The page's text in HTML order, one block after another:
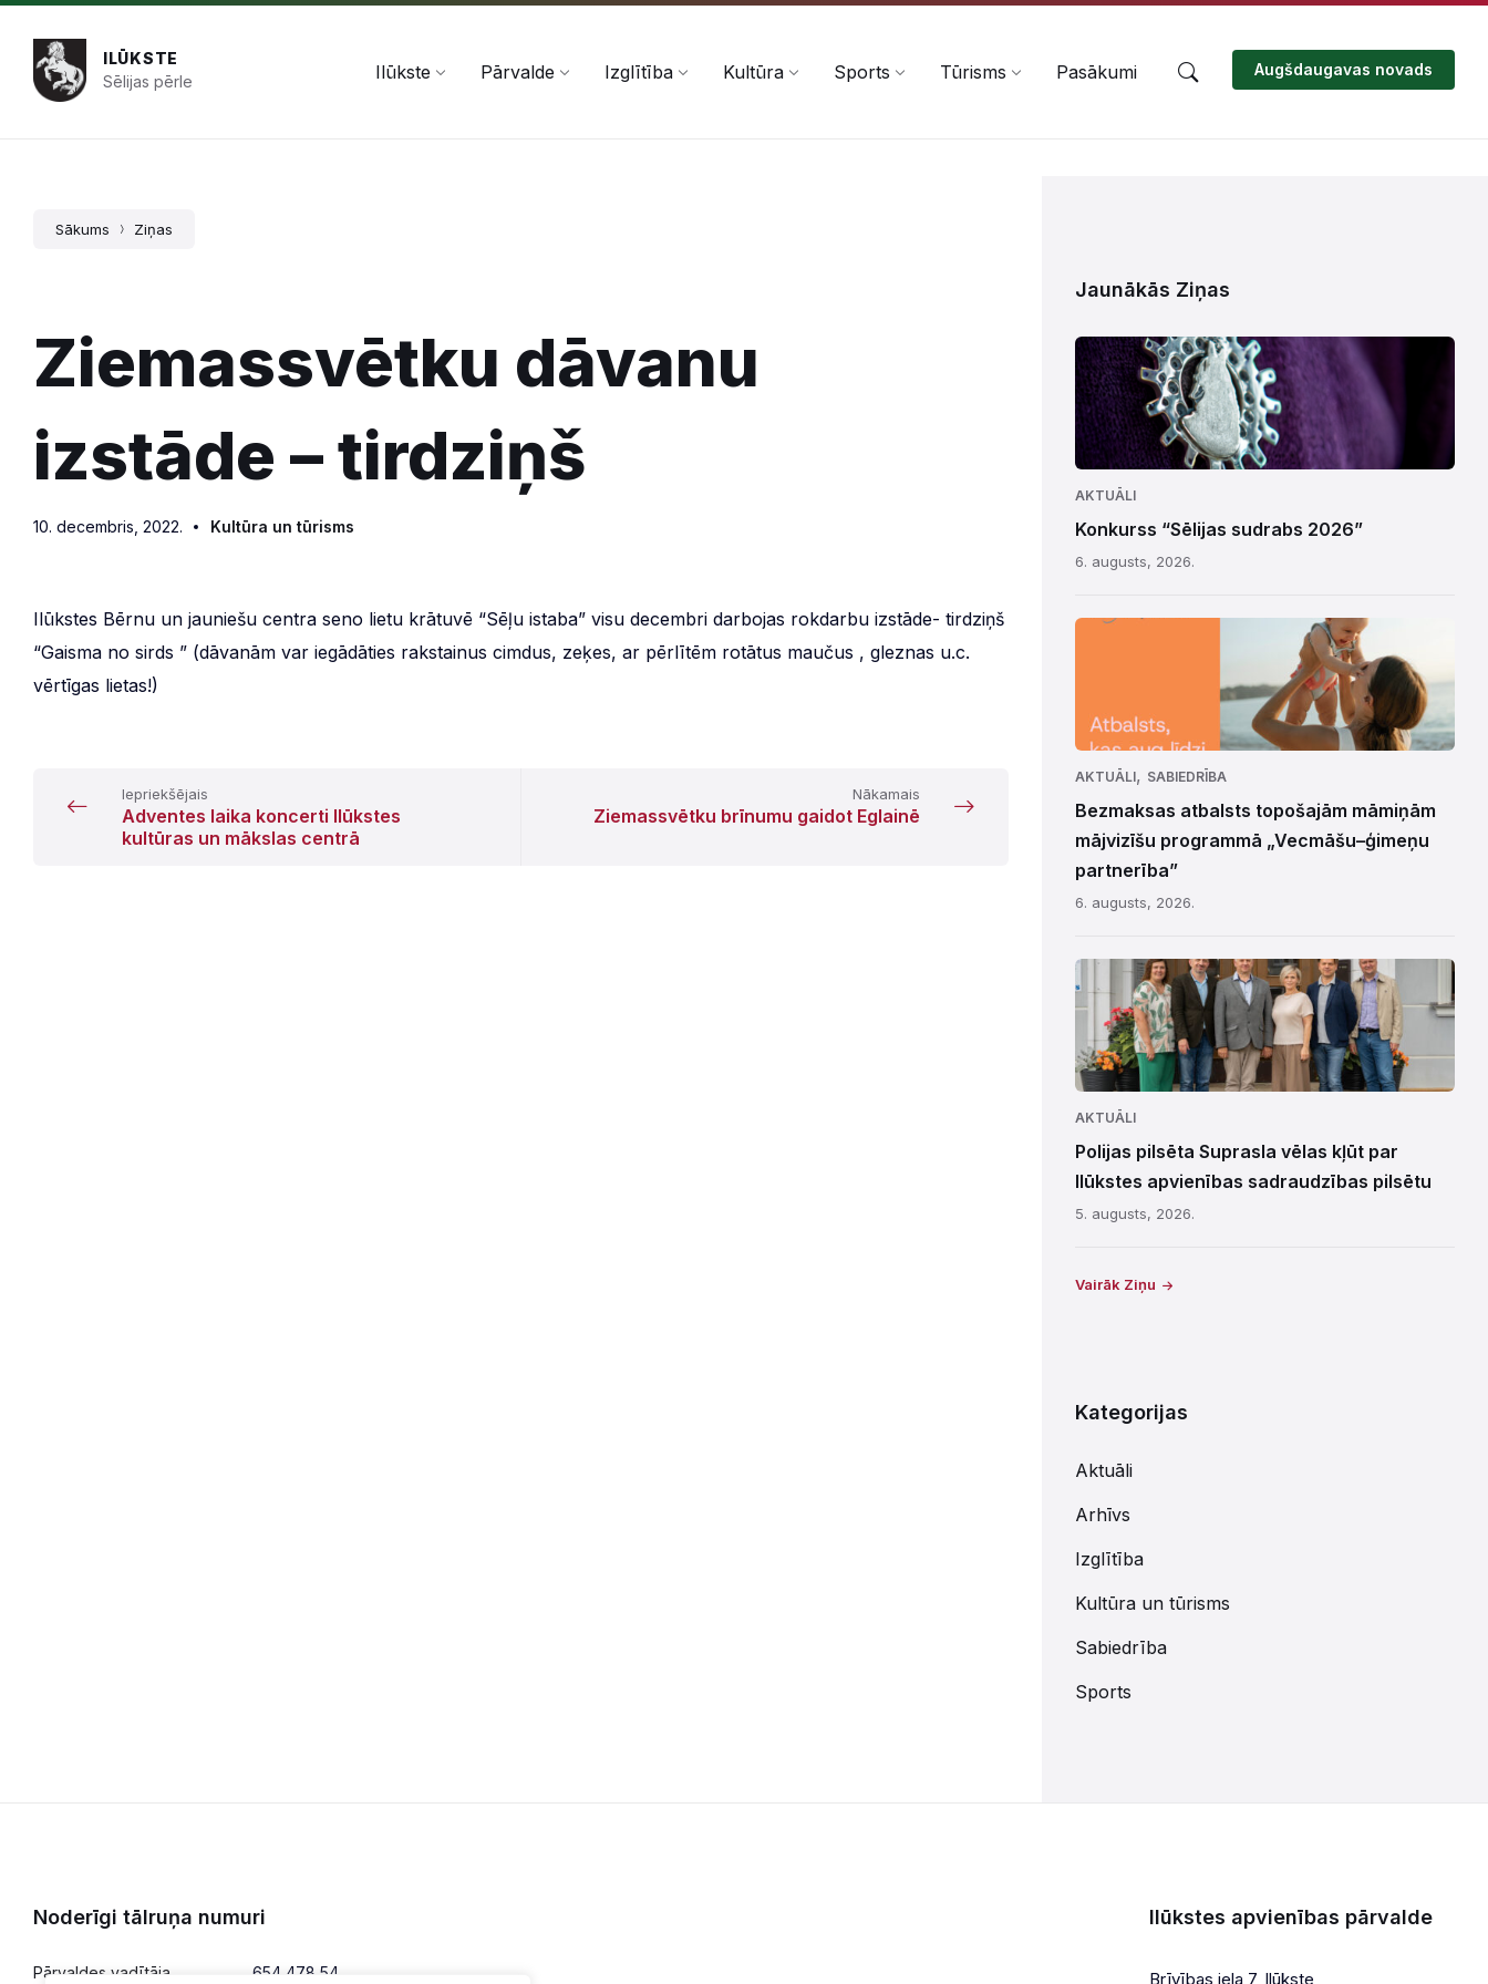
Pāriet
saturu
Skip
navigation
Skip
footer
ILŪKSTE
Sēlijas pērle
Ilūkste Pārvalde Izglītība Kultūra Sports Tūrisms Pasākumi Augšdaugavas novads
Sākums Ziņas
Ziemassvētku dāvanu
izstāde – tirdziņš
10. decembris, 2022. Kultūra un tūrisms
Ilūkstes Bērnu un jauniešu centra seno lietu krātuvē “Sēļu istaba” visu decembri darbojas rokdarbu izstāde- tirdziņš
“Gaisma no sirds ” (dāvanām var iegādāties rakstainus cimdus, zeķes, ar pērlītēm rotātus maučus , gleznas u.c.
vērtīgas lietas!)
Iepriekšējais
Adventes laika koncerti Ilūkstes
kultūras un mākslas centrā
Nākamais
Ziemassvētku brīnumu gaidot Eglainē
Jaunākās Ziņas
AKTUĀLI
Konkurss “Sēlijas sudrabs 2026”
6. augusts, 2026.
AKTUĀLI, SABIEDRĪBA
Bezmaksas atbalsts topošajām māmiņām
mājvizīšu programmā „Vecmāšu–ģimeņu
partnerība”
6. augusts, 2026.
AKTUĀLI
Polijas pilsēta Suprasla vēlas kļūt par
Ilūkstes apvienības sadraudzības pilsētu
5. augusts, 2026.
Vairāk Ziņu
Kategorijas
Aktuāli
Arhīvs
Izglītība
Kultūra un tūrisms
Sabiedrība
Sports
Noderīgi tālruņa numuri
Pārvaldes vadītāja 654 478 54
Ilūkstes apvienības pārvalde
Brīvības iela 7, Ilūkste,